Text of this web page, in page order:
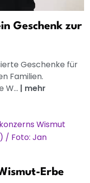
Geschenk zur
Geschenke für
Familien.
W... | mehr
Erbe